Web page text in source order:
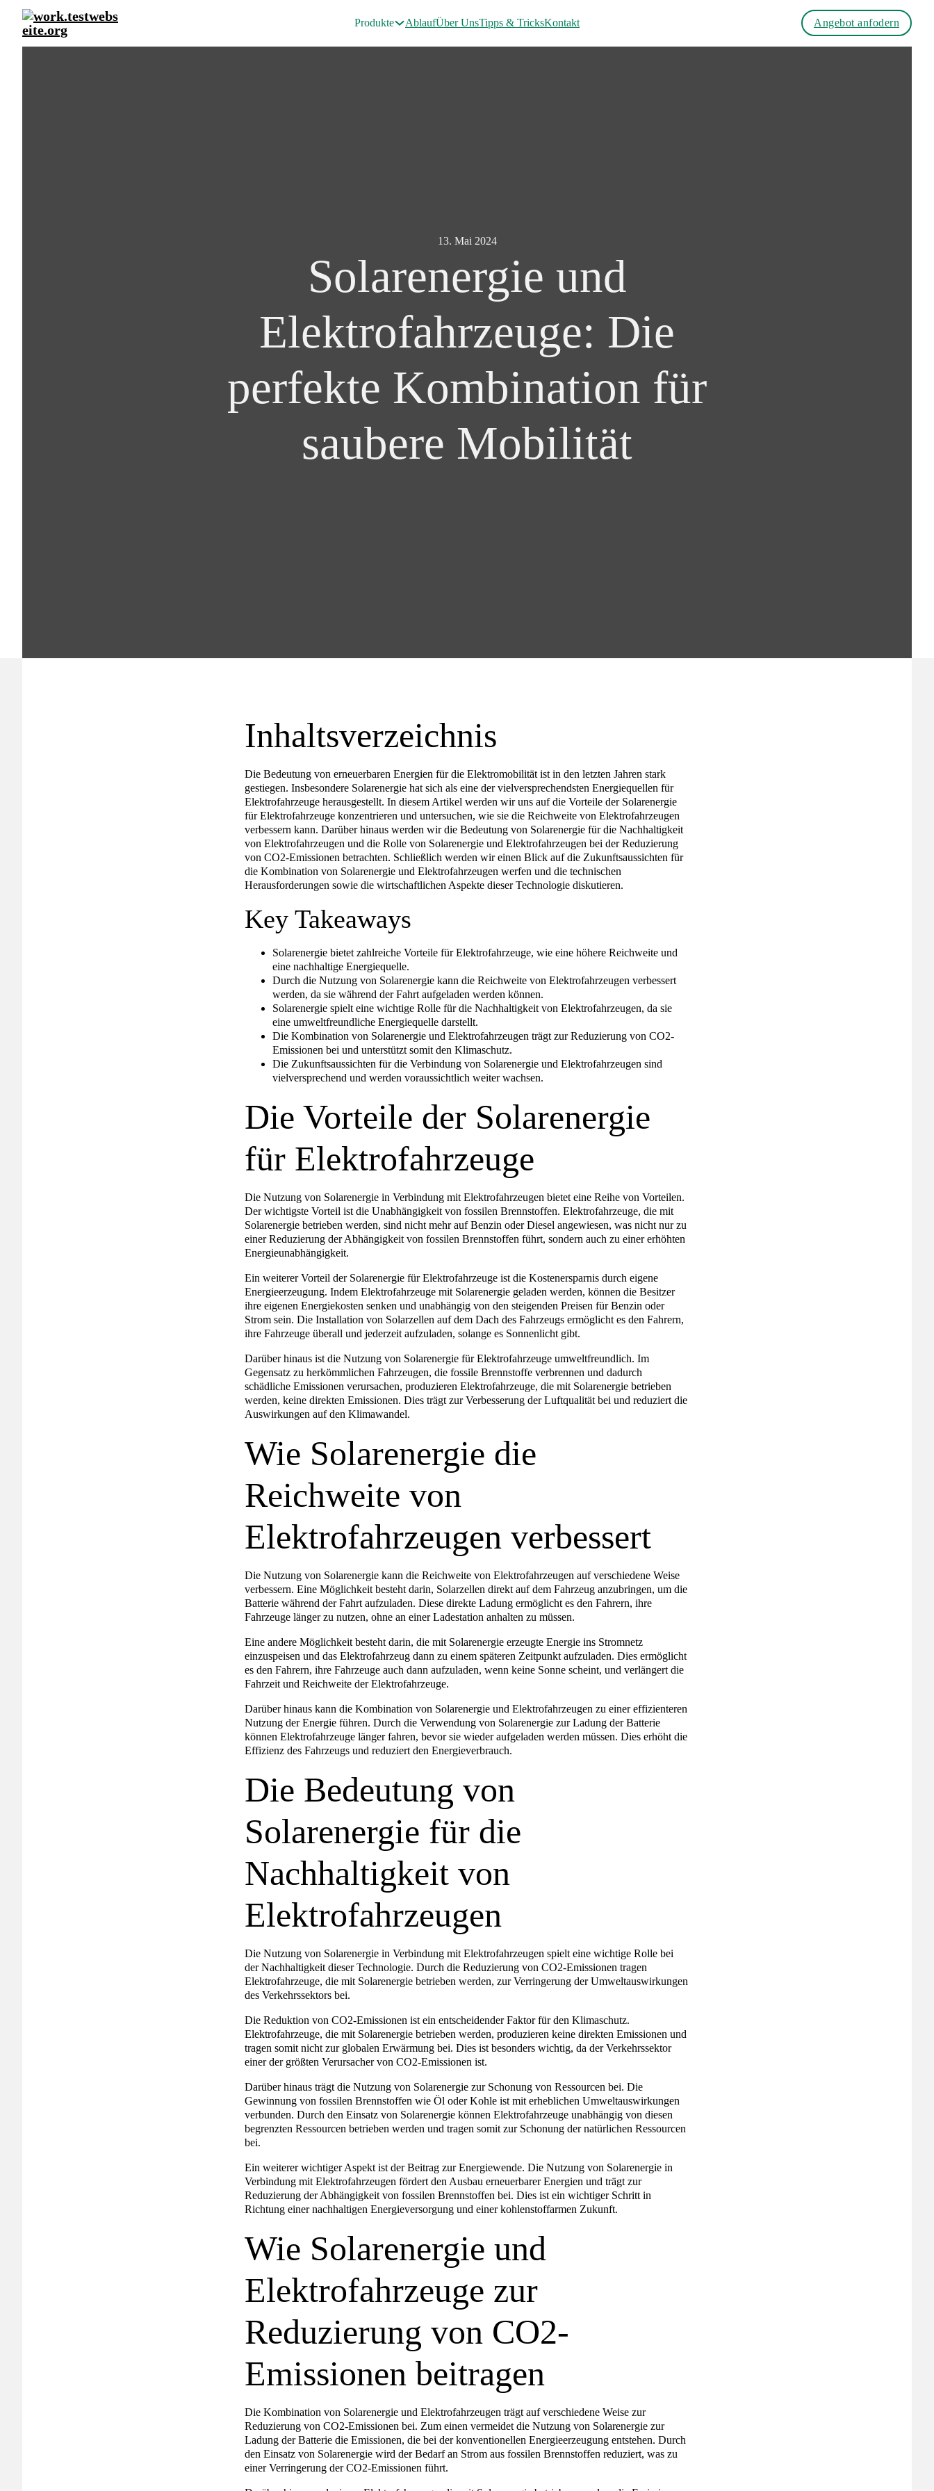
Produkte AblaufÜber UnsTipps & TricksKontakt Angebot anfodern
Solarenergie und
Elektrofahrzeuge: Die
perfekte Kombination für
saubere Mobilität
13. Mai 2024
Inhaltsverzeichnis
Die Bedeutung von erneuerbaren Energien für die Elektromobilität ist in den letzten Jahren stark
gestiegen. Insbesondere Solarenergie hat sich als eine der vielversprechendsten Energiequellen für
Elektrofahrzeuge herausgestellt. In diesem Artikel werden wir uns auf die Vorteile der Solarenergie
für Elektrofahrzeuge konzentrieren und untersuchen, wie sie die Reichweite von Elektrofahrzeugen
verbessern kann. Darüber hinaus werden wir die Bedeutung von Solarenergie für die Nachhaltigkeit
von Elektrofahrzeugen und die Rolle von Solarenergie und Elektrofahrzeugen bei der Reduzierung
von CO2-Emissionen betrachten. Schließlich werden wir einen Blick auf die Zukunftsaussichten für
die Kombination von Solarenergie und Elektrofahrzeugen werfen und die technischen
Herausforderungen sowie die wirtschaftlichen Aspekte dieser Technologie diskutieren.
Key Takeaways
Solarenergie bietet zahlreiche Vorteile für Elektrofahrzeuge, wie eine höhere Reichweite und
eine nachhaltige Energiequelle.
Durch die Nutzung von Solarenergie kann die Reichweite von Elektrofahrzeugen verbessert
werden, da sie während der Fahrt aufgeladen werden können.
Solarenergie spielt eine wichtige Rolle für die Nachhaltigkeit von Elektrofahrzeugen, da sie
eine umweltfreundliche Energiequelle darstellt.
Die Kombination von Solarenergie und Elektrofahrzeugen trägt zur Reduzierung von CO2-
Emissionen bei und unterstützt somit den Klimaschutz.
Die Zukunftsaussichten für die Verbindung von Solarenergie und Elektrofahrzeugen sind
vielversprechend und werden voraussichtlich weiter wachsen.
Die Vorteile der Solarenergie
für Elektrofahrzeuge
Die Nutzung von Solarenergie in Verbindung mit Elektrofahrzeugen bietet eine Reihe von Vorteilen.
Der wichtigste Vorteil ist die Unabhängigkeit von fossilen Brennstoffen. Elektrofahrzeuge, die mit
Solarenergie betrieben werden, sind nicht mehr auf Benzin oder Diesel angewiesen, was nicht nur zu
einer Reduzierung der Abhängigkeit von fossilen Brennstoffen führt, sondern auch zu einer erhöhten
Energieunabhängigkeit.
Ein weiterer Vorteil der Solarenergie für Elektrofahrzeuge ist die Kostenersparnis durch eigene
Energieerzeugung. Indem Elektrofahrzeuge mit Solarenergie geladen werden, können die Besitzer
ihre eigenen Energiekosten senken und unabhängig von den steigenden Preisen für Benzin oder
Strom sein. Die Installation von Solarzellen auf dem Dach des Fahrzeugs ermöglicht es den Fahrern,
ihre Fahrzeuge überall und jederzeit aufzuladen, solange es Sonnenlicht gibt.
Darüber hinaus ist die Nutzung von Solarenergie für Elektrofahrzeuge umweltfreundlich. Im
Gegensatz zu herkömmlichen Fahrzeugen, die fossile Brennstoffe verbrennen und dadurch
schädliche Emissionen verursachen, produzieren Elektrofahrzeuge, die mit Solarenergie betrieben
werden, keine direkten Emissionen. Dies trägt zur Verbesserung der Luftqualität bei und reduziert die
Auswirkungen auf den Klimawandel.
Wie Solarenergie die
Reichweite von
Elektrofahrzeugen verbessert
Die Nutzung von Solarenergie kann die Reichweite von Elektrofahrzeugen auf verschiedene Weise
verbessern. Eine Möglichkeit besteht darin, Solarzellen direkt auf dem Fahrzeug anzubringen, um die
Batterie während der Fahrt aufzuladen. Diese direkte Ladung ermöglicht es den Fahrern, ihre
Fahrzeuge länger zu nutzen, ohne an einer Ladestation anhalten zu müssen.
Eine andere Möglichkeit besteht darin, die mit Solarenergie erzeugte Energie ins Stromnetz
einzuspeisen und das Elektrofahrzeug dann zu einem späteren Zeitpunkt aufzuladen. Dies ermöglicht
es den Fahrern, ihre Fahrzeuge auch dann aufzuladen, wenn keine Sonne scheint, und verlängert die
Fahrzeit und Reichweite der Elektrofahrzeuge.
Darüber hinaus kann die Kombination von Solarenergie und Elektrofahrzeugen zu einer effizienteren
Nutzung der Energie führen. Durch die Verwendung von Solarenergie zur Ladung der Batterie
können Elektrofahrzeuge länger fahren, bevor sie wieder aufgeladen werden müssen. Dies erhöht die
Effizienz des Fahrzeugs und reduziert den Energieverbrauch.
Die Bedeutung von
Solarenergie für die
Nachhaltigkeit von
Elektrofahrzeugen
Die Nutzung von Solarenergie in Verbindung mit Elektrofahrzeugen spielt eine wichtige Rolle bei
der Nachhaltigkeit dieser Technologie. Durch die Reduzierung von CO2-Emissionen tragen
Elektrofahrzeuge, die mit Solarenergie betrieben werden, zur Verringerung der Umweltauswirkungen
des Verkehrssektors bei.
Die Reduktion von CO2-Emissionen ist ein entscheidender Faktor für den Klimaschutz.
Elektrofahrzeuge, die mit Solarenergie betrieben werden, produzieren keine direkten Emissionen und
tragen somit nicht zur globalen Erwärmung bei. Dies ist besonders wichtig, da der Verkehrssektor
einer der größten Verursacher von CO2-Emissionen ist.
Darüber hinaus trägt die Nutzung von Solarenergie zur Schonung von Ressourcen bei. Die
Gewinnung von fossilen Brennstoffen wie Öl oder Kohle ist mit erheblichen Umweltauswirkungen
verbunden. Durch den Einsatz von Solarenergie können Elektrofahrzeuge unabhängig von diesen
begrenzten Ressourcen betrieben werden und tragen somit zur Schonung der natürlichen Ressourcen
bei.
Ein weiterer wichtiger Aspekt ist der Beitrag zur Energiewende. Die Nutzung von Solarenergie in
Verbindung mit Elektrofahrzeugen fördert den Ausbau erneuerbarer Energien und trägt zur
Reduzierung der Abhängigkeit von fossilen Brennstoffen bei. Dies ist ein wichtiger Schritt in
Richtung einer nachhaltigen Energieversorgung und einer kohlenstoffarmen Zukunft.
Wie Solarenergie und
Elektrofahrzeuge zur
Reduzierung von CO2-
Emissionen beitragen
Die Kombination von Solarenergie und Elektrofahrzeugen trägt auf verschiedene Weise zur
Reduzierung von CO2-Emissionen bei. Zum einen vermeidet die Nutzung von Solarenergie zur
Ladung der Batterie die Emissionen, die bei der konventionellen Energieerzeugung entstehen. Durch
den Einsatz von Solarenergie wird der Bedarf an Strom aus fossilen Brennstoffen reduziert, was zu
einer Verringerung der CO2-Emissionen führt.